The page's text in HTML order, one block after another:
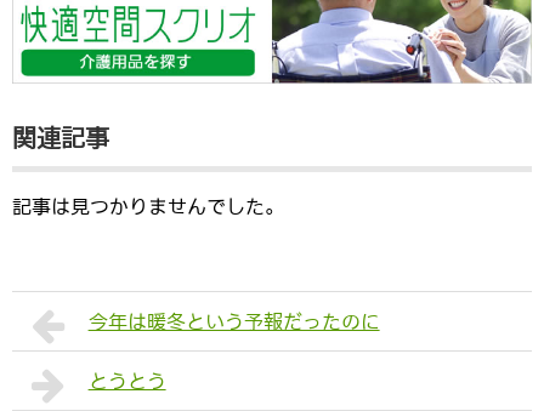
関連記事
記事は見つかりませんでした。
今年は暖冬という予報だったのに
とうとう